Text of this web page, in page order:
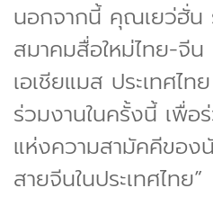
นอกจากนี้ คุณเยว่ฮั่น
สมาคมสื่อใหม่ไทย-จี
เอเชียแมส ประเทศไ
ร่วมงานในครั้งนี้ เพื่อ
แห่งความสามัคคีของ
สายจีนในประเทศไทย”